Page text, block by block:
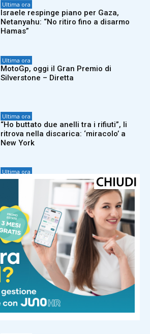
Ultima ora
Israele respinge piano per Gaza,
Netanyahu: “No ritiro fino a disarmo
Hamas”
Ultima ora
MotoGp, oggi il Gran Premio di
Silverstone – Diretta
Ultima ora
“Ho buttato due anelli tra i rifiuti”, li
ritrova nella discarica: ‘miracolo’ a
New York
Ultima ora
Mezz’ora sul divano aumenta il
rischio di morte, lo studio (e il
Ultima ora
Sinner salta Cincinnati? Il dubbio di
Jannik verso gli Us Open
Ultima ora
Morto Massimiliano Cencelli, l’uomo
che inventò il ‘manuale’ della
spartizione del potere